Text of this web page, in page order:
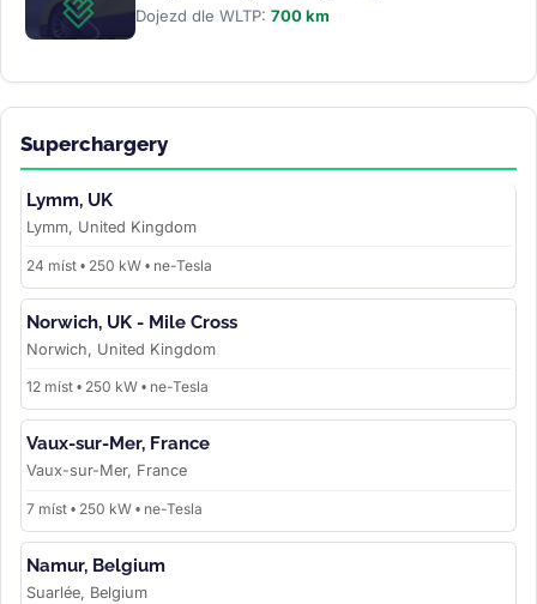
Dojezd dle WLTP: 700 km
Superchargery
Lymm, UK
Lymm, United Kingdom
24 míst • 250 kW • ne-Tesla
Norwich, UK - Mile Cross
Norwich, United Kingdom
12 míst • 250 kW • ne-Tesla
Vaux-sur-Mer, France
Vaux-sur-Mer, France
7 míst • 250 kW • ne-Tesla
Namur, Belgium
Suarlée, Belgium